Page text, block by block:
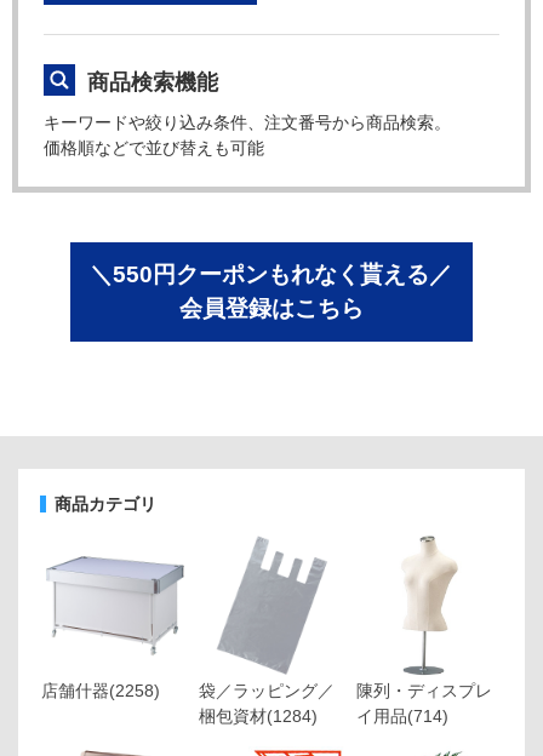
商品検索機能
キーワードや絞り込み条件、注文番号から商品検索。
価格順などで並び替えも可能
＼550円クーポンもれなく貰える／
会員登録はこちら
商品カテゴリ
店舗什器(2258)
袋／ラッピング／
梱包資材(1284)
陳列・ディスプレ
イ用品(714)